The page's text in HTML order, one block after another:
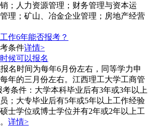
；人力资源管理；财务管理与资本运
理；矿山、冶金企业管理；房地产经营
作6年能否报考？
条件详情>
候可以报名
名时间为每年6月份左右，同等学力申
年的三月份左右。江西理工大学工商管
条件：大学本科毕业后有3年或3年以上
；大专毕业后有5年或5年以上工作经验
士学位或博士学位并有2年或2年以上工
详情>